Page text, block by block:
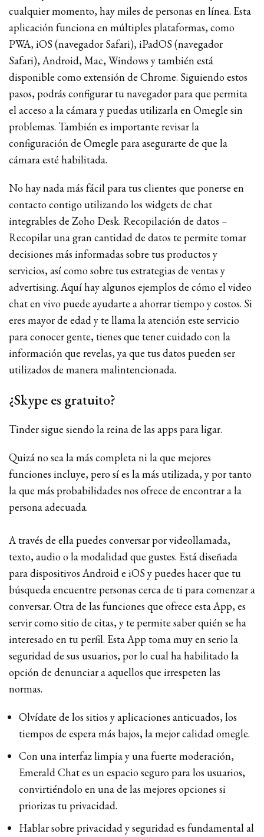
cualquier momento, hay miles de personas en línea. Esta
aplicación funciona en múltiples plataformas, como
PWA, iOS (navegador Safari), iPadOS (navegador
Safari), Android, Mac, Windows y también está
disponible como extensión de Chrome. Siguiendo estos
pasos, podrás configurar tu navegador para que permita
el acceso a la cámara y puedas utilizarla en Omegle sin
problemas. También es importante revisar la
configuración de Omegle para asegurarte de que la
cámara esté habilitada.
No hay nada más fácil para tus clientes que ponerse en
contacto contigo utilizando los widgets de chat
integrables de Zoho Desk. Recopilación de datos –
Recopilar una gran cantidad de datos te permite tomar
decisiones más informadas sobre tus productos y
servicios, así como sobre tus estrategias de ventas y
advertising. Aquí hay algunos ejemplos de cómo el video
chat en vivo puede ayudarte a ahorrar tiempo y costos. Si
eres mayor de edad y te llama la atención este servicio
para conocer gente, tienes que tener cuidado con la
información que revelas, ya que tus datos pueden ser
utilizados de manera malintencionada.
¿Skype es gratuito?
Tinder sigue siendo la reina de las apps para ligar.
Quizá no sea la más completa ni la que mejores
funciones incluye, pero sí es la más utilizada, y por tanto
la que más probabilidades nos ofrece de encontrar a la
persona adecuada.
A través de ella puedes conversar por videollamada,
texto, audio o la modalidad que gustes. Está diseñada
para dispositivos Android e iOS y puedes hacer que tu
búsqueda encuentre personas cerca de ti para comenzar a
conversar. Otra de las funciones que ofrece esta App, es
servir como sitio de citas, y te permite saber quién se ha
interesado en tu perfil. Esta App toma muy en serio la
seguridad de sus usuarios, por lo cual ha habilitado la
opción de denunciar a aquellos que irrespeten las
normas.
Olvídate de los sitios y aplicaciones anticuados, los
tiempos de espera más bajos, la mejor calidad omegle.
Con una interfaz limpia y una fuerte moderación,
Emerald Chat es un espacio seguro para los usuarios,
convirtiéndolo en una de las mejores opciones si
priorizas tu privacidad.
Hablar sobre privacidad y seguridad es fundamental al